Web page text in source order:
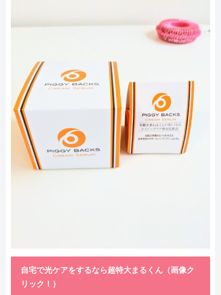
自宅で光ケアをするなら超特大まるくん（画像ク
リック！）